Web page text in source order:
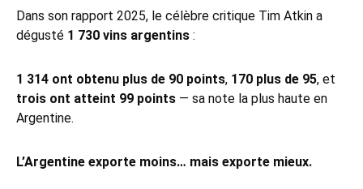
Dans son rapport 2025, le célèbre critique Tim Atkin a
dégusté 1 730 vins argentins :
1 314 ont obtenu plus de 90 points, 170 plus de 95, et
trois ont atteint 99 points — sa note la plus haute en
Argentine.
L’Argentine exporte moins… mais exporte mieux.